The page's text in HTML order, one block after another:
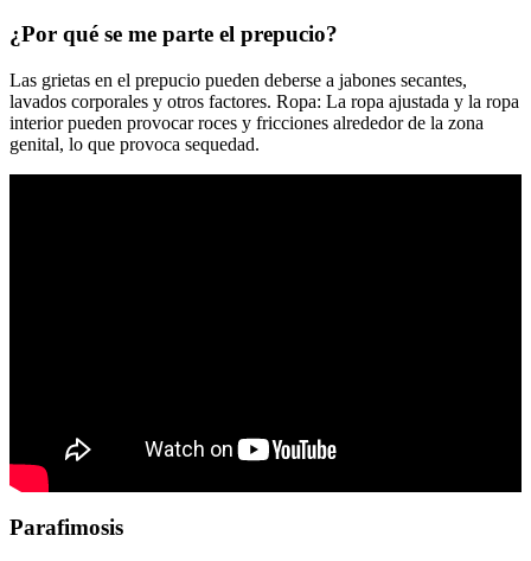
¿Por qué se me parte el prepucio?
Las grietas en el prepucio pueden deberse a jabones secantes,
lavados corporales y otros factores. Ropa: La ropa ajustada y la ropa
interior pueden provocar roces y fricciones alrededor de la zona
genital, lo que provoca sequedad.
Parafimosis